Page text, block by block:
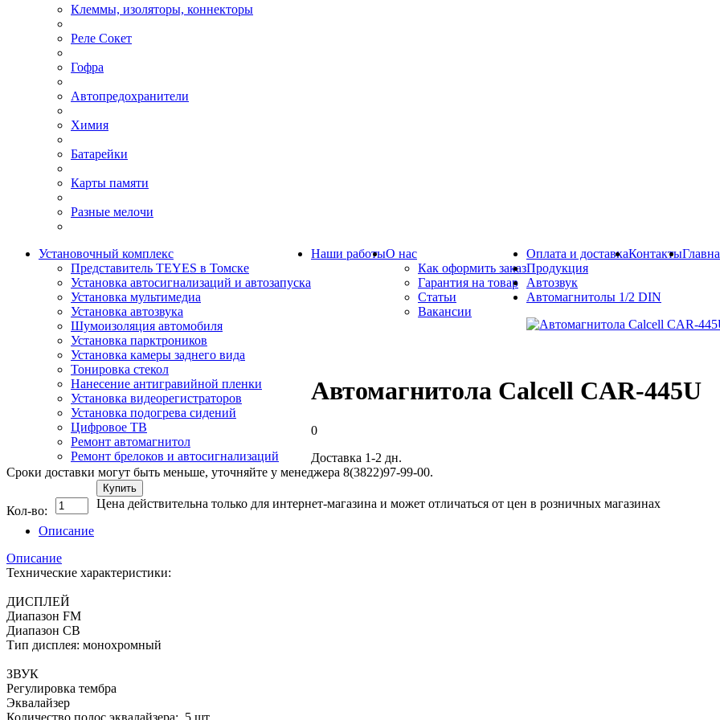
Клеммы, изоляторы, коннекторы
Реле Сокет
Гофра
Автопредохранители
Химия
Батарейки
Карты памяти
Разные мелочи
Установочный комплекс
Представитель TEYES в Томске
Установка автосигнализаций и автозапуска
Установка мультимедиа
Установка автозвука
Шумоизоляция автомобиля
Установка парктроников
Установка камеры заднего вида
Тонировка стекол
Нанесение антигравийной пленки
Установка видеорегистраторов
Установка подогрева сидений
Цифровое ТВ
Ремонт автомагнитол
Ремонт брелоков и автосигнализаций
Наши работыО нас
Как оформить заказ
Гарантия на товар
Статьи
Вакансии
Оплата и доставкаКонтакты
Продукция
Автозвук
Автомагнитолы 1/2 DIN
Автомагнитола Calcell CAR-445U
0
Доставка 1-2 дн.
Сроки доставки могут быть меньше, уточняйте у менеджера 8(3822)97-99-00.
Кол-во:
Купить
Цена действительна только для интернет-магазина и может отличаться от цен в розничных магазинах
Описание
Описание
Технические характеристики:
ДИСПЛЕЙ
Диапазон FM
Диапазон СВ
Тип дисплея: монохромный
ЗВУК
Регулировка тембра
Эквалайзер
Количество полос эквалайзера: 5 шт